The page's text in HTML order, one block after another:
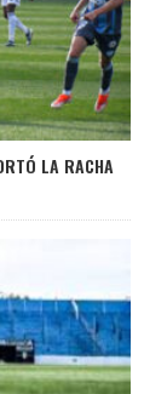
LA RACHA